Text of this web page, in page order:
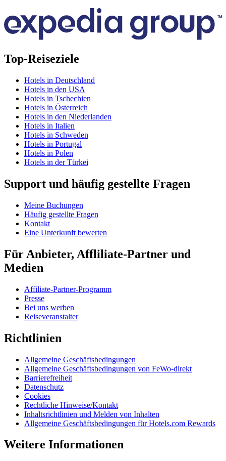
Top-Reiseziele
Hotels in Deutschland
Hotels in den USA
Hotels in Tschechien
Hotels in Österreich
Hotels in den Niederlanden
Hotels in Italien
Hotels in Schweden
Hotels in Portugal
Hotels in Polen
Hotels in der Türkei
Support und häufig gestellte Fragen
Meine Buchungen
Häufig gestellte Fragen
Kontakt
Eine Unterkunft bewerten
Für Anbieter, Affliliate-Partner und
Medien
Affiliate-Partner-Programm
Presse
Bei uns werben
Reiseveranstalter
Richtlinien
Allgemeine Geschäftsbedingungen
Allgemeine Geschäftsbedingungen von FeWo-direkt
Barrierefreiheit
Datenschutz
Cookies
Rechtliche Hinweise/Kontakt
Inhaltsrichtlinien und Melden von Inhalten
Allgemeine Geschäftsbedingungen für Hotels.com Rewards
Weitere Informationen